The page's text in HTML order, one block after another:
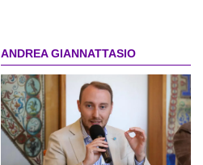
ANDREA GIANNATTASIO